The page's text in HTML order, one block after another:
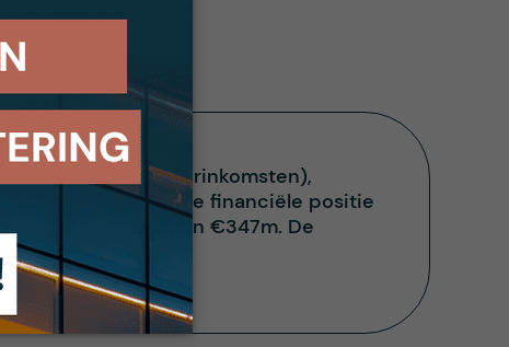
(50% van de huurinkomsten),
Boom (7%). De financiële positie
een omzet van €347m. De